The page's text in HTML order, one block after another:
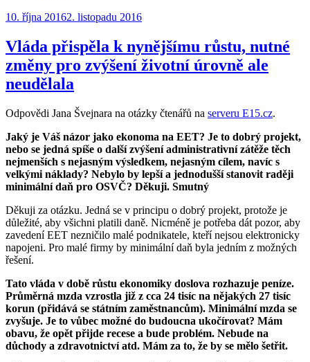
Publikováno:
10. října 20162. listopadu 2016
Vláda přispěla k nynějšímu růstu, nutné
změny pro zvýšení životní úrovně ale
neudělala
Odpovědi Jana Švejnara na otázky čtenářů na serveru E15.cz.
Jaký je Váš názor jako ekonoma na EET? Je to dobrý projekt,
nebo se jedná spíše o další zvýšení administrativní zátěže těch
nejmenších s nejasným výsledkem, nejasným cílem, navíc s
velkými náklady? Nebylo by lepší a jednodušší stanovit raději
minimální daň pro OSVČ? Děkuji. Smutný
Děkuji za otázku. Jedná se v principu o dobrý projekt, protože je
důležité, aby všichni platili daně. Nicméně je potřeba dát pozor, aby
zavedení EET nezničilo malé podnikatele, kteří nejsou elektronicky
napojeni. Pro malé firmy by minimální daň byla jedním z možných
řešení.
Tato vláda v době růstu ekonomiky doslova rozhazuje peníze.
Průměrná mzda vzrostla již z cca 24 tisíc na nějakých 27 tisíc
korun (přidává se státním zaměstnancům). Minimální mzda se
zvyšuje. Je to vůbec možné do budoucna ukočírovat? Mám
obavu, že opět přijde recese a bude problém. Nebude na
důchody a zdravotnictví atd. Mám za to, že by se mělo šetřit.